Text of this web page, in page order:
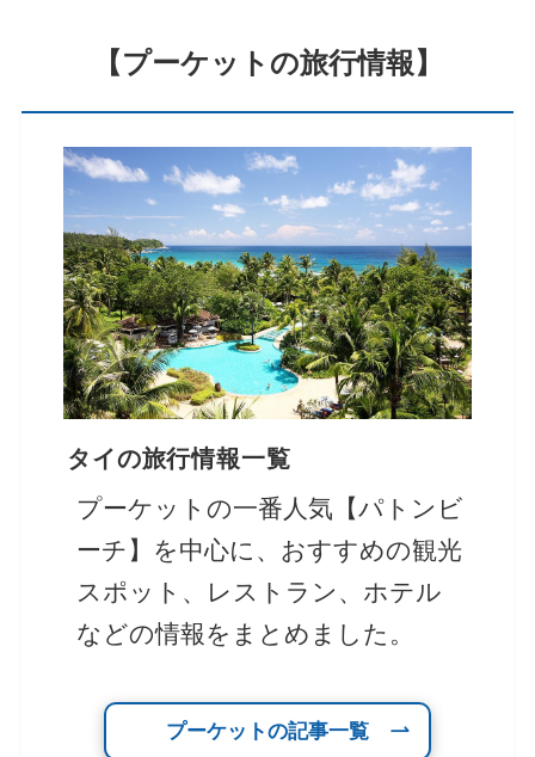
【プーケットの旅行情報】
タイの旅行情報一覧
プーケットの一番人気【パトンビ
ーチ】を中心に、おすすめの観光
スポット、レストラン、ホテル
などの情報をまとめました。
プーケットの記事一覧